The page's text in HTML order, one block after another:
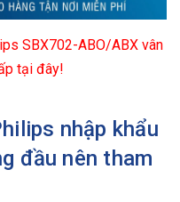
SBX702-ABO/ABX vân
tại đây!
nhập khẩu
đầu nên tham